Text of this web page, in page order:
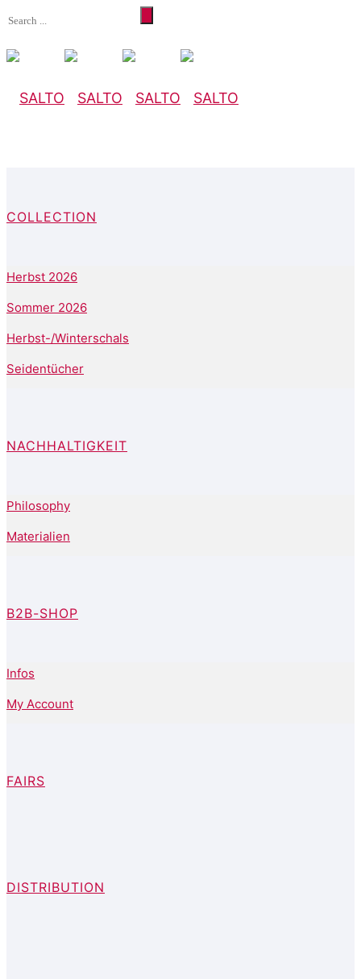
COLLECTION
Herbst 2026
Sommer 2026
Herbst-/Winterschals
Seidentücher
NACHHALTIGKEIT
Philosophy
Materialien
B2B-SHOP
Infos
My Account
FAIRS
DISTRIBUTION